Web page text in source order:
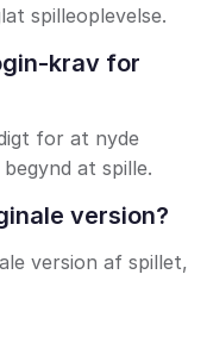
spilleoplevelse.
krav for
for at nyde
at spille.
version?
version af spillet,